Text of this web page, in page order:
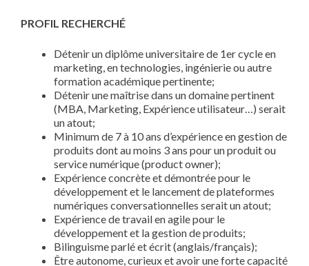
PROFIL RECHERCHÉ
Détenir un diplôme universitaire de 1er cycle en
marketing, en technologies, ingénierie ou autre
formation académique pertinente;
Détenir une maîtrise dans un domaine pertinent
(MBA, Marketing, Expérience utilisateur…) serait
un atout;
Minimum de 7 à 10 ans d’expérience en gestion de
produits dont au moins 3 ans pour un produit ou
service numérique (product owner);
Expérience concrète et démontrée pour le
développement et le lancement de plateformes
numériques conversationnelles serait un atout;
Expérience de travail en agile pour le
développement et la gestion de produits;
Bilinguisme parlé et écrit (anglais/français);
Être autonome, curieux et avoir une forte capacité